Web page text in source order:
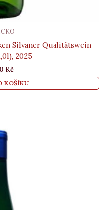
Silvaner Qualitätswein
2025
Kč
KOŠÍKU